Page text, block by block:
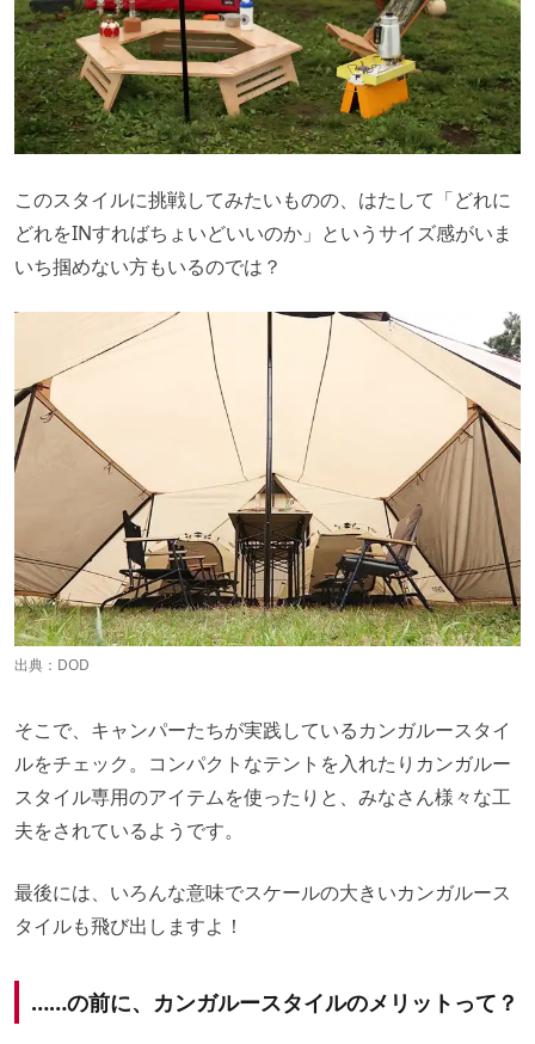
このスタイルに挑戦してみたいものの、はたして「どれに
どれをINすればちょいどいいのか」というサイズ感がいま
いち掴めない方もいるのでは？
出典： DOD
そこで、キャンパーたちが実践しているカンガルースタイ
ルをチェック。コンパクトなテントを入れたりカンガルー
スタイル専用のアイテムを使ったりと、みなさん様々な工
夫をされているようです。
最後には、いろんな意味でスケールの大きいカンガルース
タイルも飛び出しますよ！
……の前に、カンガルースタイルのメリットって？